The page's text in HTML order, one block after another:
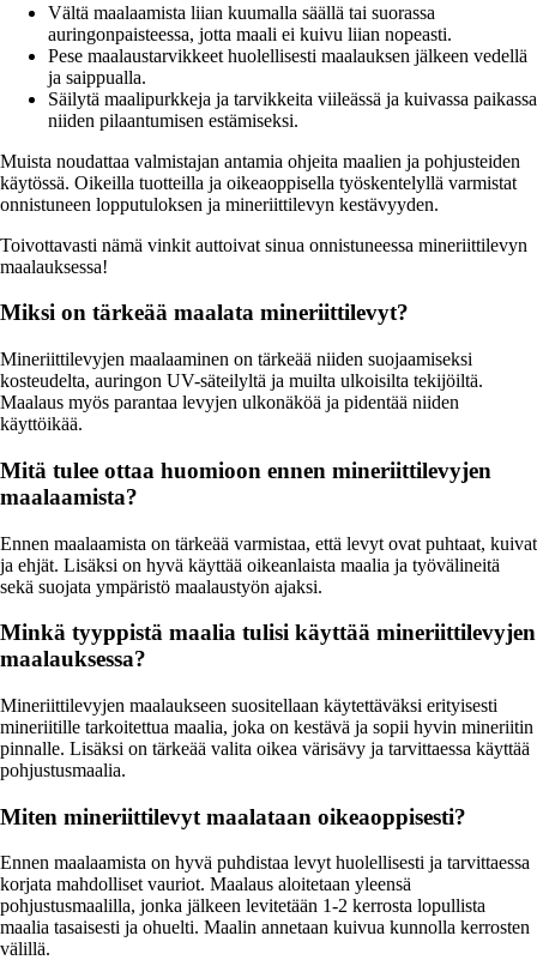
Vältä maalaamista liian kuumalla säällä tai suorassa
auringonpaisteessa, jotta maali ei kuivu liian nopeasti.
Pese maalaustarvikkeet huolellisesti maalauksen jälkeen vedellä
ja saippualla.
Säilytä maalipurkkeja ja tarvikkeita viileässä ja kuivassa paikassa
niiden pilaantumisen estämiseksi.
Muista noudattaa valmistajan antamia ohjeita maalien ja pohjusteiden
käytössä. Oikeilla tuotteilla ja oikeaoppisella työskentelyllä varmistat
onnistuneen lopputuloksen ja mineriittilevyn kestävyyden.
Toivottavasti nämä vinkit auttoivat sinua onnistuneessa mineriittilevyn
maalauksessa!
Miksi on tärkeää maalata mineriittilevyt?
Mineriittilevyjen maalaaminen on tärkeää niiden suojaamiseksi
kosteudelta, auringon UV-säteilyltä ja muilta ulkoisilta tekijöiltä.
Maalaus myös parantaa levyjen ulkonäköä ja pidentää niiden
käyttöikää.
Mitä tulee ottaa huomioon ennen mineriittilevyjen
maalaamista?
Ennen maalaamista on tärkeää varmistaa, että levyt ovat puhtaat, kuivat
ja ehjät. Lisäksi on hyvä käyttää oikeanlaista maalia ja työvälineitä
sekä suojata ympäristö maalaustyön ajaksi.
Minkä tyyppistä maalia tulisi käyttää mineriittilevyjen
maalauksessa?
Mineriittilevyjen maalaukseen suositellaan käytettäväksi erityisesti
mineriitille tarkoitettua maalia, joka on kestävä ja sopii hyvin mineriitin
pinnalle. Lisäksi on tärkeää valita oikea värisävy ja tarvittaessa käyttää
pohjustusmaalia.
Miten mineriittilevyt maalataan oikeaoppisesti?
Ennen maalaamista on hyvä puhdistaa levyt huolellisesti ja tarvittaessa
korjata mahdolliset vauriot. Maalaus aloitetaan yleensä
pohjustusmaalilla, jonka jälkeen levitetään 1-2 kerrosta lopullista
maalia tasaisesti ja ohuelti. Maalin annetaan kuivua kunnolla kerrosten
välillä.